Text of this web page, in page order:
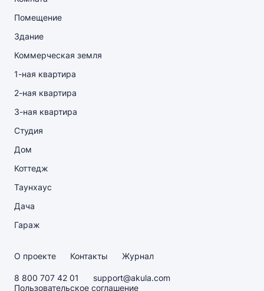
Помещение
Здание
Коммерческая земля
1-ная квартира
2-ная квартира
3-ная квартира
Студия
Дом
Коттедж
Таунхаус
Дача
Гараж
О проекте Контакты Журнал
8 800 707 42 01
support@akula.com
Пользовательское соглашение